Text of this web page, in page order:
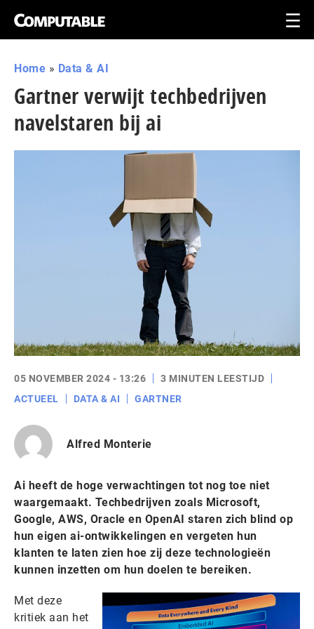
Home » Data & AI
Gartner verwijt techbedrijven
navelstaren bij ai
05 NOVEMBER 2024 - 13:26
3 MINUTEN LEESTIJD
ACTUEEL
DATA & AI GARTNER
Alfred Monterie
Ai heeft de hoge verwachtingen tot nog toe niet
waargemaakt. Techbedrijven zoals Microsoft,
Google, AWS, Oracle en OpenAI staren zich blind op
hun eigen ai-ontwikkelingen en vergeten hun
klanten te laten zien hoe zij deze technologieën
kunnen inzetten om hun doelen te bereiken.
Met deze
kritiek aan het